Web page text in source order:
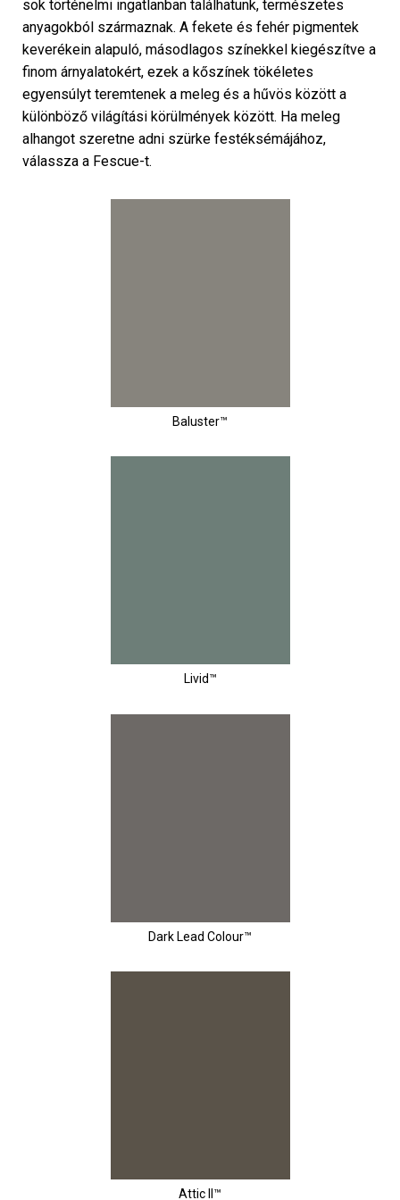
sok történelmi ingatlanban találhatunk, természetes
anyagokból származnak. A fekete és fehér pigmentek
keverékein alapuló, másodlagos színekkel kiegészítve a
finom árnyalatokért, ezek a kőszínek tökéletes
egyensúlyt teremtenek a meleg és a hűvös között a
különböző világítási körülmények között. Ha meleg
alhangot szeretne adni szürke festéksémájához,
válassza a Fescue-t.
Baluster™
Livid™
Dark Lead Colour™
Attic II™